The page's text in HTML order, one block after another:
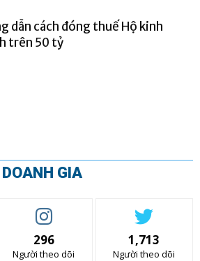
dẫn cách đóng thuế Hộ kinh
trên 50 tỷ
GIA
296
Người theo dõi
1,713
Người theo dõi